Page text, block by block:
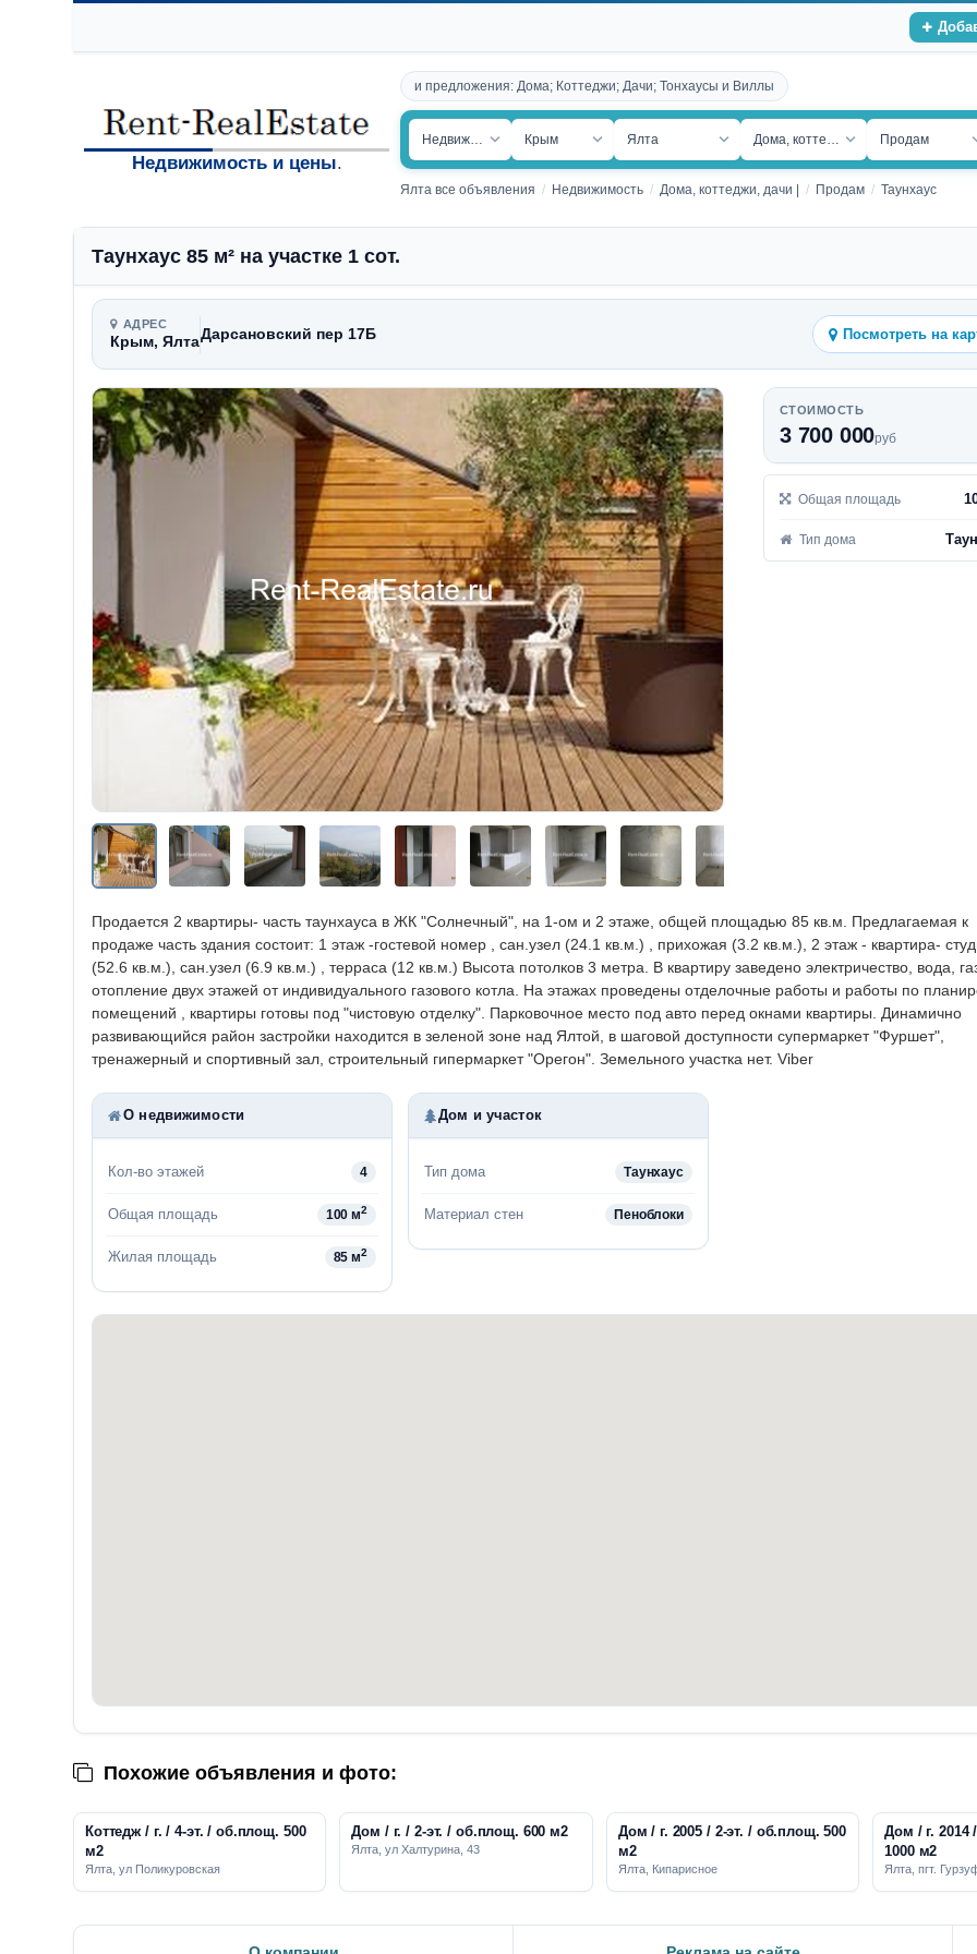
Недвижимость и цены.
и предложения: Дома; Коттеджи; Дачи; Тонхаусы и Виллы
Недвижимость Крым Ялта Дома, коттеджи, дачиПродам
Ялта все объявления Недвижимость Дома, коттеджи, дачи | Продам Таунхаус
Таунхаус 85 м² на участке 1 сот.
АДРЕС
Крым, ЯлтаДарсановский пер 17Б Посмотреть на
СТОИМОСТЬ
3 700 000руб
Общая площадь
Тип дома
Продается 2 квартиры- часть таунхауса в ЖК "Солнечный", на 1-ом и 2 этаже, общей площадью 85 кв.м. Предлагаемая к
продаже часть здания состоит: 1 этаж -гостевой номер , сан.узел (24.1 кв.м.) , прихожая (3.2 кв.м.), 2 этаж - квартира-
(52.6 кв.м.), сан.узел (6.9 кв.м.) , терраса (12 кв.м.) Высота потолков 3 метра. В квартиру заведено электричество, вода,
отопление двух этажей от индивидуального газового котла. На этажах проведены отделочные работы и работы по
помещений , квартиры готовы под "чистовую отделку". Парковочное место под авто перед окнами квартиры. Динамично
развивающийся район застройки находится в зеленой зоне над Ялтой, в шаговой доступности супермаркет "Фуршет",
тренажерный и спортивный зал, строительный гипермаркет "Орегон". Земельного участка нет. Viber
О недвижимости
Кол-во этажей 4
Общая площадь 100 м2
Жилая площадь 85 м2
Дом и участок
Тип дома Таунхаус
Материал стен Пеноблоки
Похожие объявления и фото:
Коттедж / г. / 4-эт. / об.площ. 500
м2
Ялта, ул Поликуровская
Дом / г. / 2-эт. / об.площ. 600 м2
Ялта, ул Халтурина, 43
Дом / г. 2005 / 2-эт. / об.площ. 500
м2
Ялта, Кипарисное
Дом / г. 2014
1000 м2
Ялта, пгт.